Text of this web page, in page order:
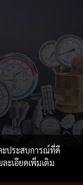
ะประสบการณ์ที่ดี
ะเอียดเพิ่มเติม